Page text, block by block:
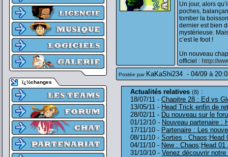
ï¿½changes
Un jour, alors
poches,
tomber la
dernier est bien
mystérieuse.
c’est le foot !
Un nouveau
officiel : http://
Postée par KaKaShi234 - 04/09 à
Actualités relatives (8) :
18/07/11 - Chapitre 28 : Ed vs
13/05/11 - Head Trick enfin de
28/02/11 - Du nouveau sur le
01/12/10 - Nouveau partenaire :
17/11/10 - Partenaire : Les
08/11/10 - Sorties : Chaos;Head
04/11/10 - New : Chaos;Head
31/10/10 - Venez découvrir